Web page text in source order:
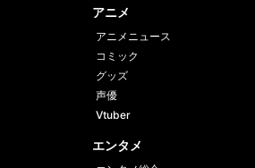
アニメ
アニメニュース
コミック
グッズ
声優
Vtuber
エンタメ